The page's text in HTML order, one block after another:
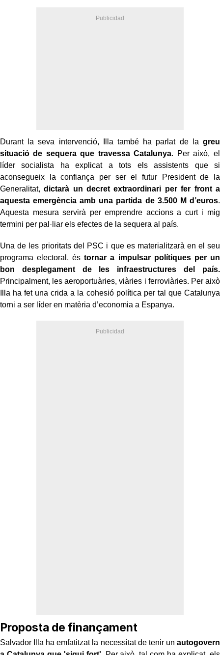
Durant la seva intervenció, Illa també ha parlat de la greu
situació de sequera que travessa Catalunya. Per això, el
líder socialista ha explicat a tots els assistents que si
aconsegueix la confiança per ser el futur President de la
Generalitat,dictarà un decret extraordinari per fer front a
aquesta emergència amb una partida de 3.500 M d’euros.
Aquesta mesura servirà per emprendre accions a curt i mig
termini per pal·liar els efectes de la sequera al país.
Una de les prioritats del PSC i que es materialitzarà en el seu
programa electoral, éstornar a impulsar polítiques per un
bon desplegament de les infraestructures del país.
Principalment, les aeroportuàries, viàries i ferroviàries. Per això
Illa ha fet una crida a la cohesió política per tal que Catalunya
torni a ser líder en matèria d’economia a Espanya.
Proposta de finançament
Salvador Illa ha emfatitzat la necessitat de tenir un autogovern